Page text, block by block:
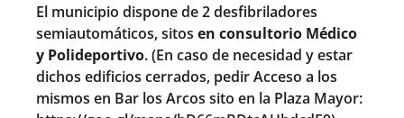
El municipio dispone de 2 desfibriladores
semiautomáticos, sitos en consultorio Médico
y Polideportivo. (En caso de necesidad y estar
dichos edificios cerrados, pedir Acceso a los
mismos en Bar los Arcos sito en la Plaza Mayor: